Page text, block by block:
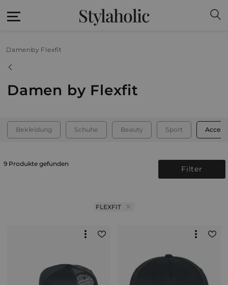
Stylaholic
Damen by Flexfit
Damen by Flexfit
Bekleidung Schuhe Beauty Sport
9 Produkte gefunden
Filter
FLEXFIT